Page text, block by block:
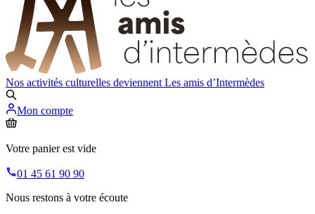
Nos activités culturelles deviennent Les amis d’Intermèdes
Mon compte
Votre panier est vide
01 45 61 90 90
Nous restons à votre écoute